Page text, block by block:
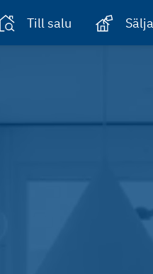
Till salu Sälja